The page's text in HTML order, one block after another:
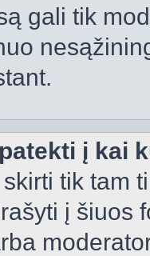
gali tik
į kai
tik tam
į šiuos